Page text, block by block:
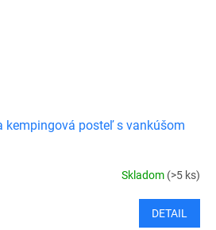
kempingová posteľ s vankúšom
Skladom (>5 ks)
DETAIL